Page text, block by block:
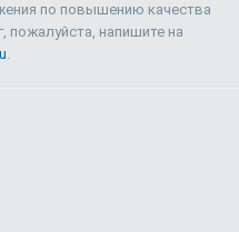
по повышению качества
пожалуйста, напишите на
.